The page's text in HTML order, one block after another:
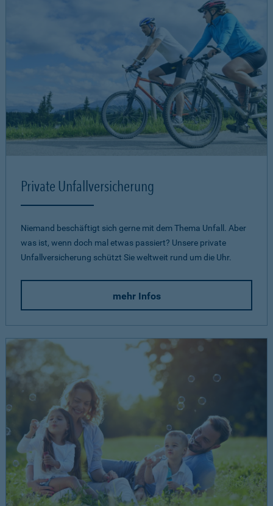
Private Unfallversicherung
Niemand beschäftigt sich gerne mit dem Thema Unfall. Aber
was ist, wenn doch mal etwas passiert? Unsere private
Unfallversicherung schützt Sie weltweit rund um die Uhr.
mehr Infos